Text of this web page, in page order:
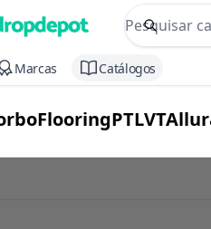
commerce
Procurar
Marcas Catálogos